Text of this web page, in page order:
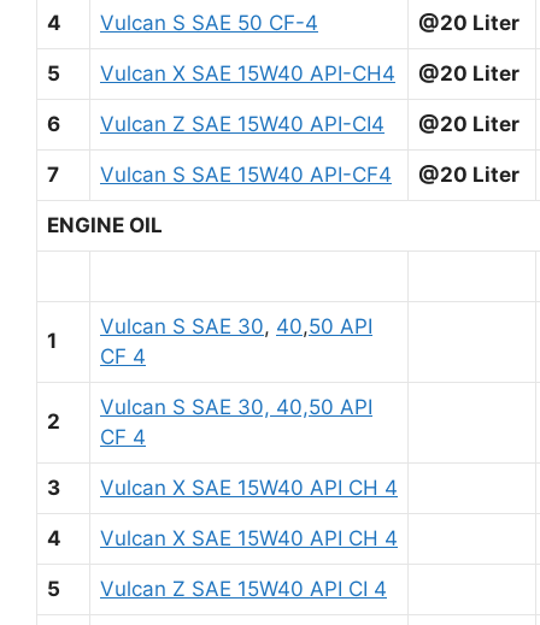
4 Vulcan S SAE 50 CF-4 @20 Liter
5 Vulcan X SAE 15W40 API-CH4 @20 Liter
6 Vulcan Z SAE 15W40 API-CI4 @20 Liter
7 Vulcan S SAE 15W40 API-CF4 @20 Liter
ENGINE OIL
1
Vulcan S SAE 30, 40,50 API
CF 4
2
Vulcan S SAE 30, 40,50 API
CF 4
3 Vulcan X SAE 15W40 API CH 4
4 Vulcan X SAE 15W40 API CH 4
5 Vulcan Z SAE 15W40 API CI 4